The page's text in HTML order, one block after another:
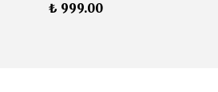
₺ 999.00